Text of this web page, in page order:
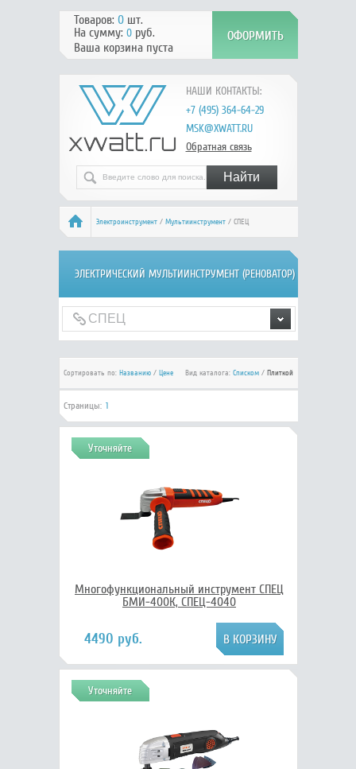
НАШИ КОНТАКТЫ:
+7 (495) 364-64-29
MSK@XWATT.RU
Обратная связь
Товаров: 0шт.
На сумму: 0руб.
Ваша корзина пуста
Электроинструмент/ Мультиинструмент/ СПЕЦ
ЭЛЕКТРИЧЕСКИЙ МУЛЬТИИНСТРУМЕНТ (РЕНОВАТОР)
СПЕЦ
Сортировать по: Названию/ Цене Вид каталога: Списком/ Плиткой
Страницы: 1
Уточняйте
Многофункциональный инструмент СПЕЦ
БМИ-400К, СПЕЦ-4040
4490 руб.
Уточняйте